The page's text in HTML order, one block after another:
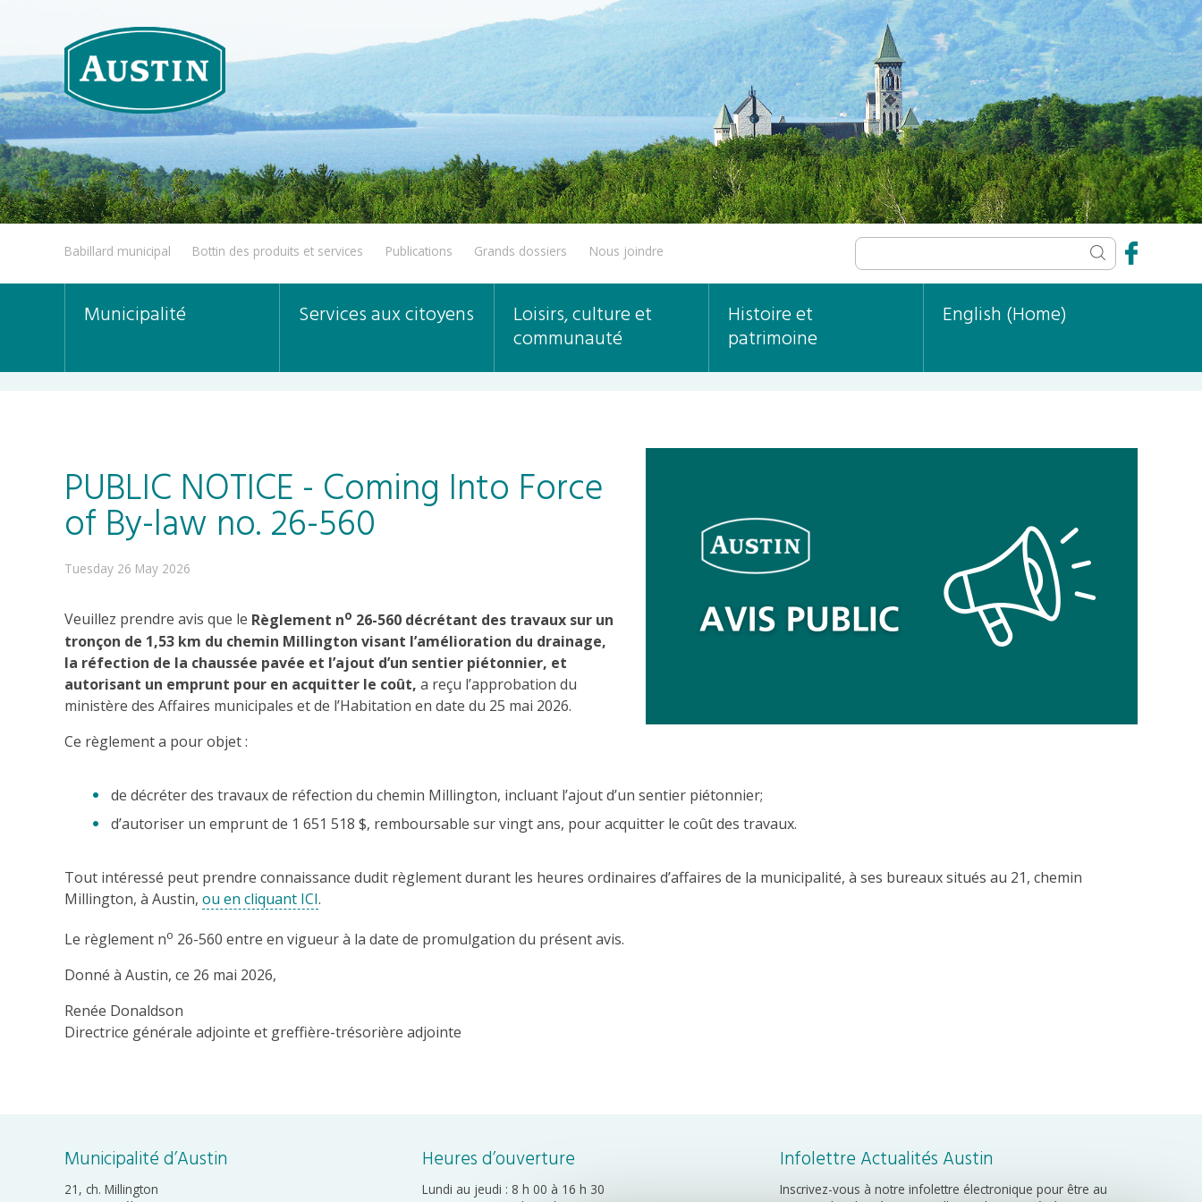
Babillard municipal Bottin des produits et services Publications Grands dossiers Nous joindre
Municipalité Services aux citoyens Loisirs, culture et
communauté
Histoire et
patrimoine
English (Home)
PUBLIC NOTICE - Coming Into Force
of By-law no. 26-560
Tuesday 26 May 2026
Veuillez prendre avis que le Règlement no 26-560 décrétant des travaux sur un
tronçon de 1,53 km du chemin Millington visant l’amélioration du drainage,
la réfection de la chaussée pavée et l’ajout d’un sentier piétonnier, et
autorisant un emprunt pour en acquitter le coût, a reçu l’approbation du
ministère des Affaires municipales et de l’Habitation en date du 25 mai 2026.
Ce règlement a pour objet :
de décréter des travaux de réfection du chemin Millington, incluant l’ajout d’un sentier piétonnier;
d’autoriser un emprunt de 1 651 518 $, remboursable sur vingt ans, pour acquitter le coût des travaux.
Tout intéressé peut prendre connaissance dudit règlement durant les heures ordinaires d’affaires de la municipalité, à ses bureaux situés au 21, chemin
Millington, à Austin, ou en cliquant ICI.
Le règlement no 26-560 entre en vigueur à la date de promulgation du présent avis.
Donné à Austin, ce 26 mai 2026,
Renée Donaldson
Directrice générale adjointe et greffière-trésorière adjointe
Municipalité d’Austin
21, ch. Millington
Heures d’ouverture
Lundi au jeudi : 8 h 00 à 16 h 30
Infolettre Actualités Austin
Inscrivez-vous à notre infolettre électronique pour être au